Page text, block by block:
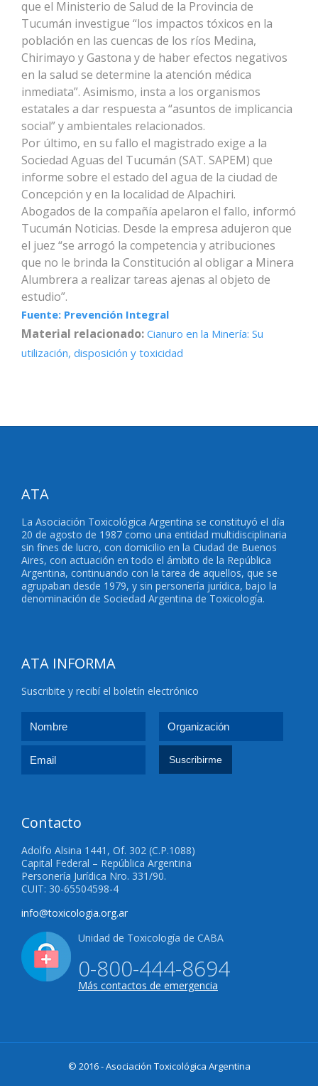
que el Ministerio de Salud de la Provincia de
Tucumán investigue “los impactos tóxicos en la
población en las cuencas de los ríos Medina,
Chirimayo y Gastona y de haber efectos negativos
en la salud se determine la atención médica
inmediata”. Asimismo, insta a los organismos
estatales a dar respuesta a “asuntos de implicancia
social” y ambientales relacionados.
Por último, en su fallo el magistrado exige a la
Sociedad Aguas del Tucumán (SAT. SAPEM) que
informe sobre el estado del agua de la ciudad de
Concepción y en la localidad de Alpachiri.
Abogados de la compañía apelaron el fallo, informó
Tucumán Noticias. Desde la empresa adujeron que
el juez “se arrogó la competencia y atribuciones
que no le brinda la Constitución al obligar a Minera
Alumbrera a realizar tareas ajenas al objeto de
estudio”.
Fuente: Prevención Integral
Material relacionado: Cianuro en la Minería: Su
utilización, disposición y toxicidad
ATA
La Asociación Toxicológica Argentina se constituyó el día
20 de agosto de 1987 como una entidad multidisciplinaria
sin fines de lucro, con domicilio en la Ciudad de Buenos
Aires, con actuación en todo el ámbito de la República
Argentina, continuando con la tarea de aquellos, que se
agrupaban desde 1979, y sin personería jurídica, bajo la
denominación de Sociedad Argentina de Toxicología.
ATA INFORMA
Suscribite y recibí el boletín electrónico
Contacto
Adolfo Alsina 1441, Of. 302 (C.P.1088)
Capital Federal – República Argentina
Personería Jurídica Nro. 331/90.
CUIT: 30-65504598-4
info@toxicologia.org.ar
Unidad de Toxicología de CABA
0-800-444-8694
Más contactos de emergencia
© 2016 - Asociación Toxicológica Argentina